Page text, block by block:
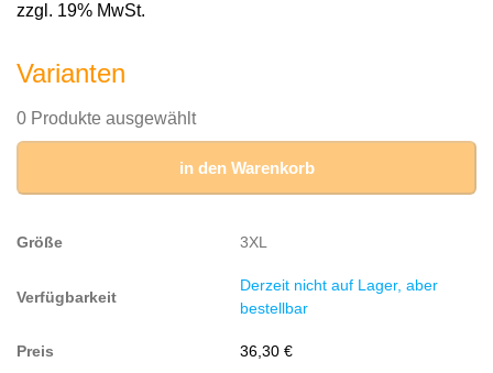
zzgl. 19% MwSt.
Varianten
0 Produkte ausgewählt
in den Warenkorb
3XL
Derzeit nicht auf Lager, aber
bestellbar
36,30 €